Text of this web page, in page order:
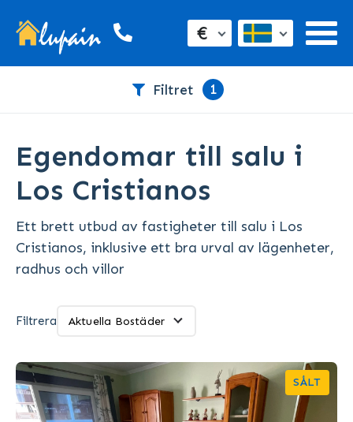
€
Filtret 1
Egendomar till salu i
Los Cristianos
Ett brett utbud av fastigheter till salu i Los
Cristianos, inklusive ett bra urval av lägenheter,
radhus och villor
Filtrera
SÅLT